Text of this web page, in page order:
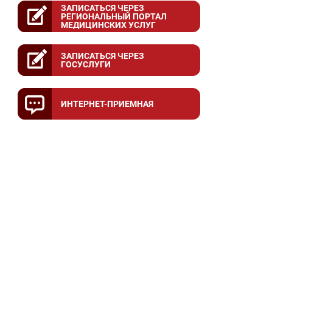
ЗАПИСАТЬСЯ ЧЕРЕЗ
РЕГИОНАЛЬНЫЙ ПОРТАЛ
МЕДИЦИНСКИХ УСЛУГ
ЗАПИСАТЬСЯ ЧЕРЕЗ
ГОСУСЛУГИ
ИНТЕРНЕТ-ПРИЕМНАЯ